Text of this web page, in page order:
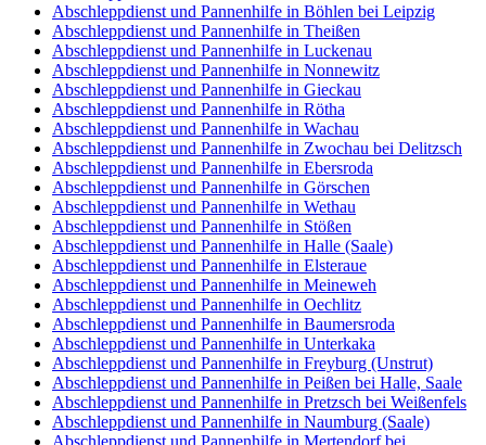
Abschleppdienst und Pannenhilfe in Böhlen bei Leipzig
Abschleppdienst und Pannenhilfe in Theißen
Abschleppdienst und Pannenhilfe in Luckenau
Abschleppdienst und Pannenhilfe in Nonnewitz
Abschleppdienst und Pannenhilfe in Gieckau
Abschleppdienst und Pannenhilfe in Rötha
Abschleppdienst und Pannenhilfe in Wachau
Abschleppdienst und Pannenhilfe in Zwochau bei Delitzsch
Abschleppdienst und Pannenhilfe in Ebersroda
Abschleppdienst und Pannenhilfe in Görschen
Abschleppdienst und Pannenhilfe in Wethau
Abschleppdienst und Pannenhilfe in Stößen
Abschleppdienst und Pannenhilfe in Halle (Saale)
Abschleppdienst und Pannenhilfe in Elsteraue
Abschleppdienst und Pannenhilfe in Meineweh
Abschleppdienst und Pannenhilfe in Oechlitz
Abschleppdienst und Pannenhilfe in Baumersroda
Abschleppdienst und Pannenhilfe in Unterkaka
Abschleppdienst und Pannenhilfe in Freyburg (Unstrut)
Abschleppdienst und Pannenhilfe in Peißen bei Halle, Saale
Abschleppdienst und Pannenhilfe in Pretzsch bei Weißenfels
Abschleppdienst und Pannenhilfe in Naumburg (Saale)
Abschleppdienst und Pannenhilfe in Mertendorf bei